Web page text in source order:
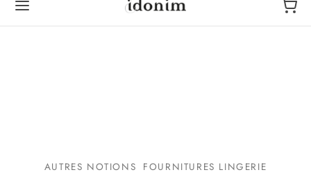
AUTRES NOTIONS FOURNITURES LINGERIE